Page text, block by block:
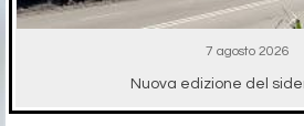
7 agosto 2026
Nuova edizione del